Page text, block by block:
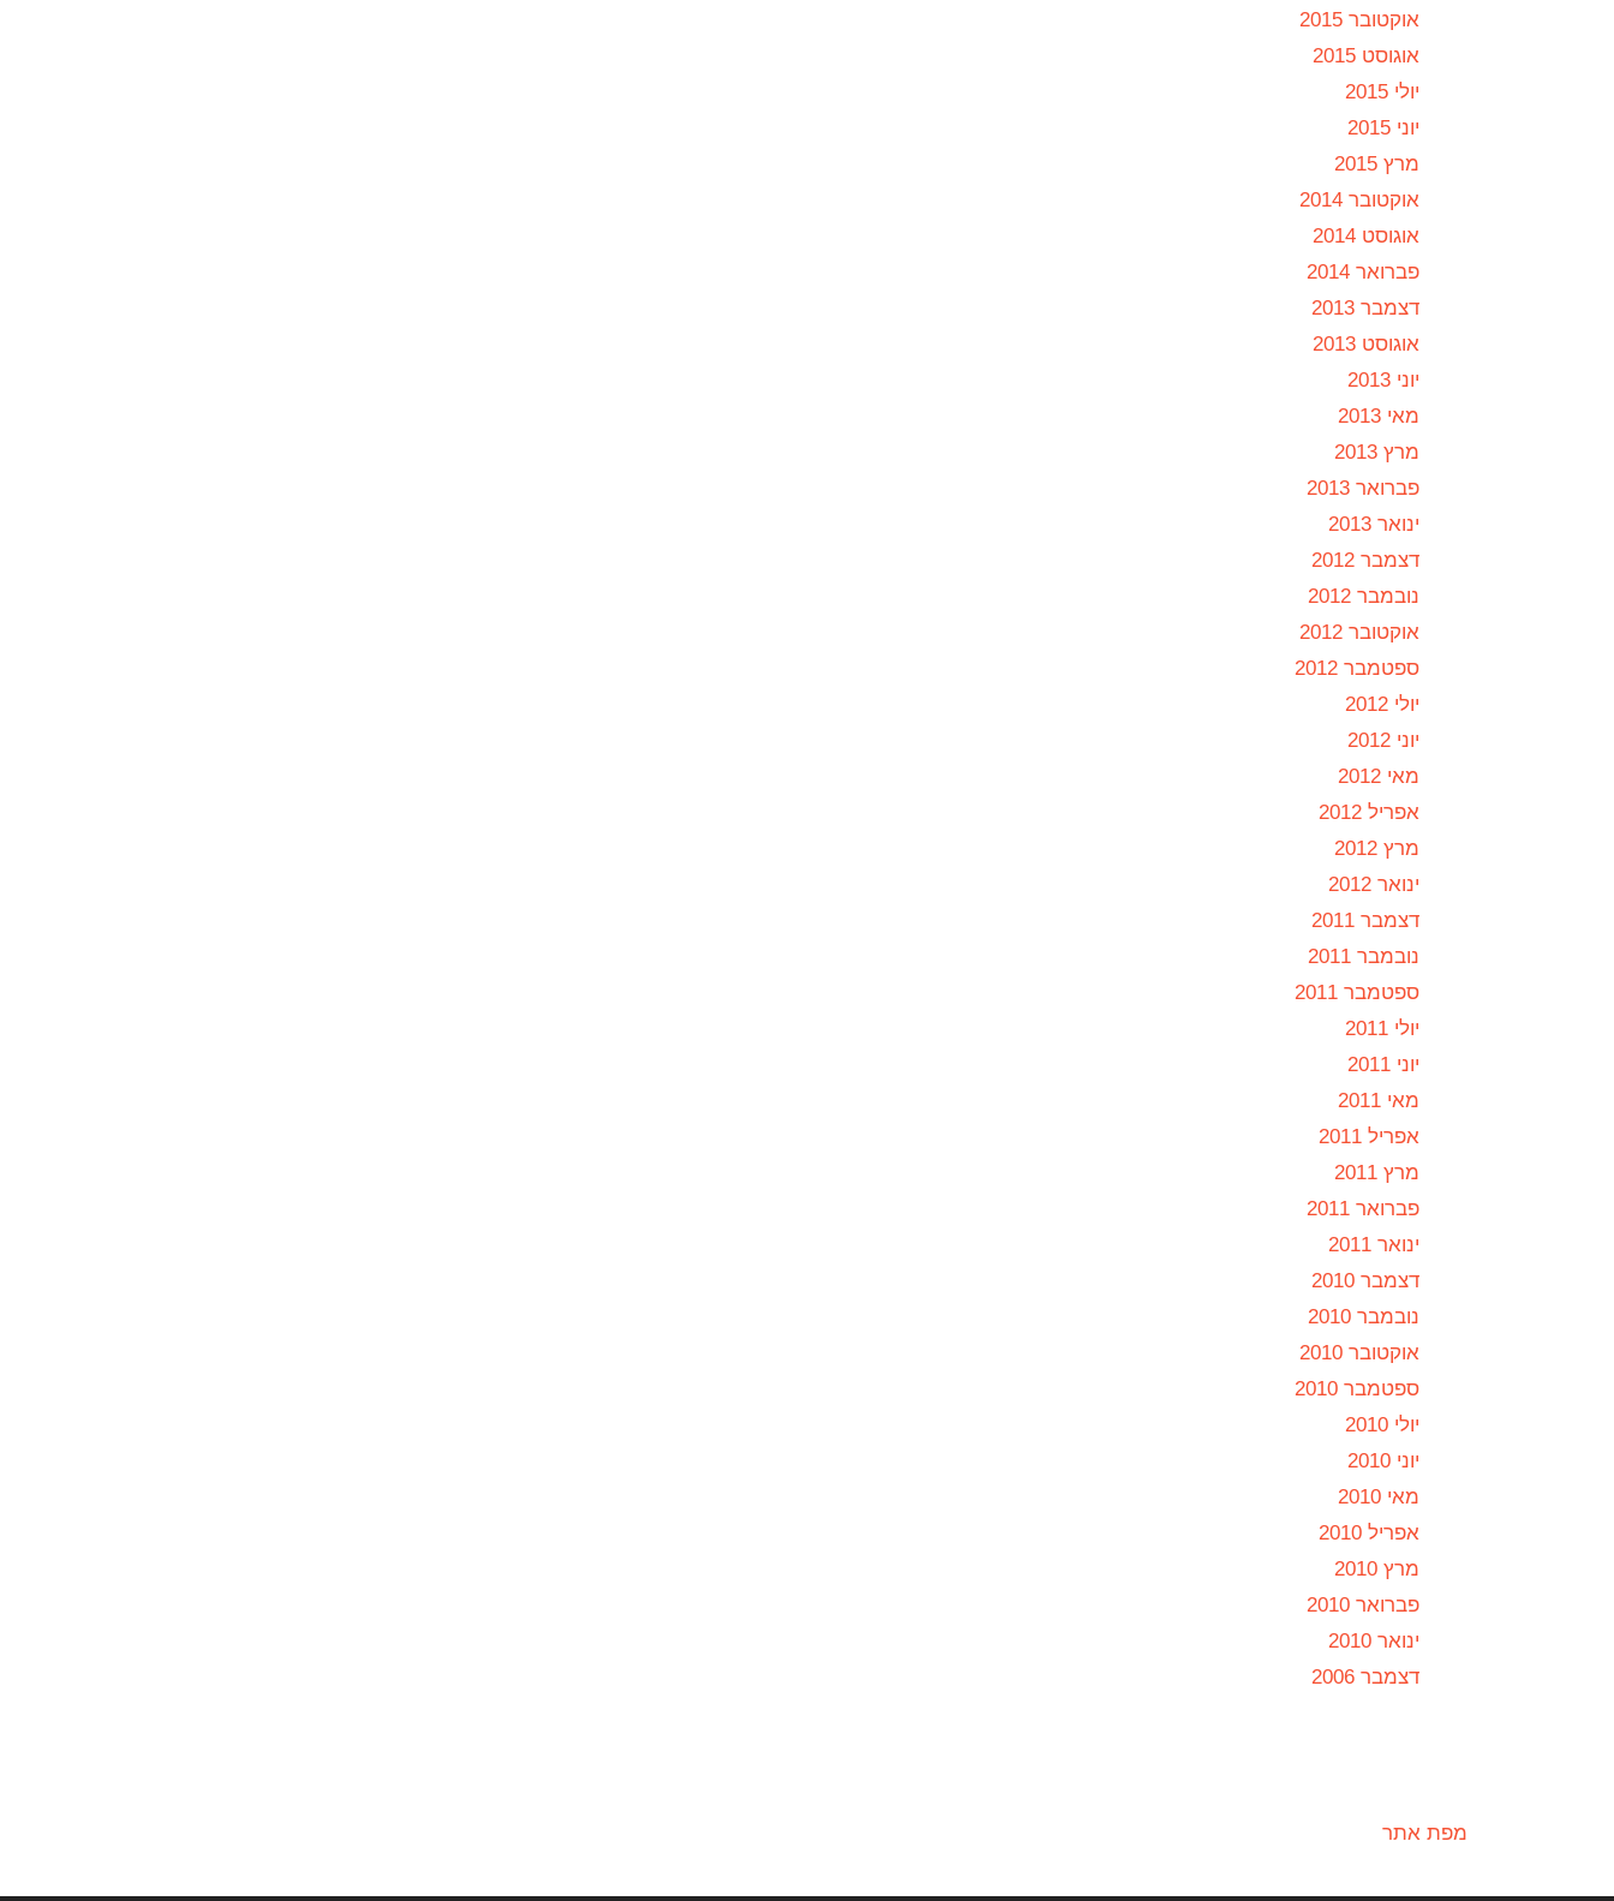
אוקטובר 2015
אוגוסט 2015
יולי 2015
יוני 2015
מרץ 2015
אוקטובר 2014
אוגוסט 2014
פברואר 2014
דצמבר 2013
אוגוסט 2013
יוני 2013
מאי 2013
מרץ 2013
פברואר 2013
ינואר 2013
דצמבר 2012
נובמבר 2012
אוקטובר 2012
ספטמבר 2012
יולי 2012
יוני 2012
מאי 2012
אפריל 2012
מרץ 2012
ינואר 2012
דצמבר 2011
נובמבר 2011
ספטמבר 2011
יולי 2011
יוני 2011
מאי 2011
אפריל 2011
מרץ 2011
פברואר 2011
ינואר 2011
דצמבר 2010
נובמבר 2010
אוקטובר 2010
ספטמבר 2010
יולי 2010
יוני 2010
מאי 2010
אפריל 2010
מרץ 2010
פברואר 2010
ינואר 2010
דצמבר 2006
מפת אתר